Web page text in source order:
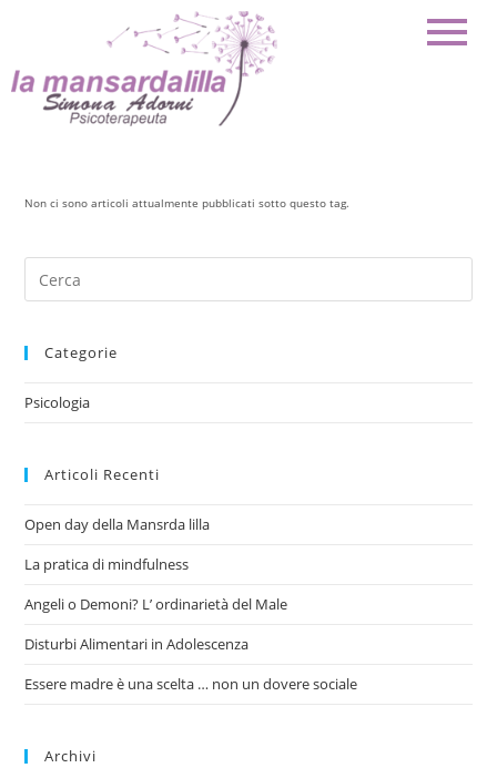
Non ci sono articoli attualmente pubblicati sotto questo tag.
Categorie
Psicologia
Articoli Recenti
Open day della Mansrda lilla
La pratica di mindfulness
Angeli o Demoni? L’ ordinarietà del Male
Disturbi Alimentari in Adolescenza
Essere madre è una scelta … non un dovere sociale
Archivi